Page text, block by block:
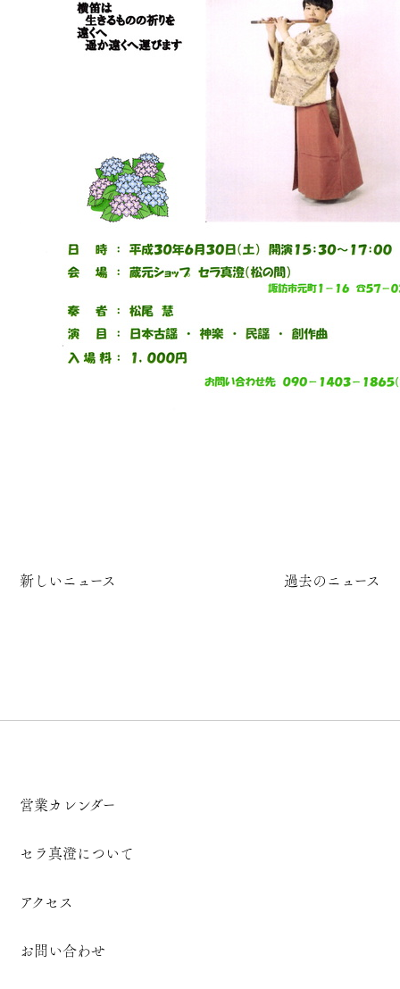
新しいニュース 過去のニュース
営業カレンダー
セラ真澄について
アクセス
お問い合わせ